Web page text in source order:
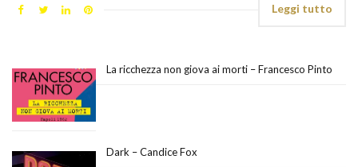
Leggi tutto
La ricchezza non giova ai morti – Francesco Pinto
Dark – Candice Fox